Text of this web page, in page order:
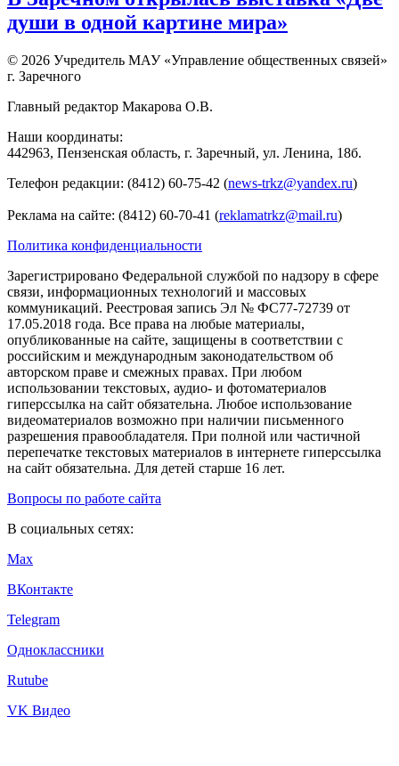
души в одной картине мира»
© 2026 Учредитель МАУ «Управление общественных связей»
г. Заречного
Главный редактор Макарова О.В.
Наши координаты:
442963, Пензенская область, г. Заречный, ул. Ленина, 18б.
Телефон редакции: (8412) 60-75-42 (news-trkz@yandex.ru)
Реклама на сайте: (8412) 60-70-41 (reklamatrkz@mail.ru)
Политика конфиденциальности
Зарегистрировано Федеральной службой по надзору в сфере
связи, информационных технологий и массовых
коммуникаций. Реестровая запись Эл № ФС77-72739 от
17.05.2018 года. Все права на любые материалы,
опубликованные на сайте, защищены в соответствии с
российским и международным законодательством об
авторском праве и смежных правах. При любом
использовании текстовых, аудио- и фотоматериалов
гиперссылка на сайт обязательна. Любое использование
видеоматериалов возможно при наличии письменного
разрешения правообладателя. При полной или частичной
перепечатке текстовых материалов в интернете гиперссылка
на сайт обязательна. Для детей старше 16 лет.
Вопросы по работе сайта
В социальных сетях:
Max
ВКонтакте
Telegram
Одноклассники
Rutube
VK Видео